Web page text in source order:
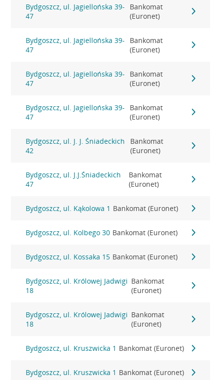
Bydgoszcz, ul. Jagiellońska 39-
47
Bankomat
(Euronet)
Bydgoszcz, ul. Jagiellońska 39-
47
Bankomat
(Euronet)
Bydgoszcz, ul. Jagiellońska 39-
47
Bankomat
(Euronet)
Bydgoszcz, ul. Jagiellońska 39-
47
Bankomat
(Euronet)
Bydgoszcz, ul. J. J. Śniadeckich
42
Bankomat
(Euronet)
Bydgoszcz, ul. J.J.Śniadeckich
47
Bankomat
(Euronet)
Bydgoszcz, ul. Kąkolowa 1 Bankomat (Euronet)
Bydgoszcz, ul. Kolbego 30 Bankomat (Euronet)
Bydgoszcz, ul. Kossaka 15 Bankomat (Euronet)
Bydgoszcz, ul. Królowej Jadwigi
18
Bankomat
(Euronet)
Bydgoszcz, ul. Królowej Jadwigi
18
Bankomat
(Euronet)
Bydgoszcz, ul. Kruszwicka 1 Bankomat (Euronet)
Bydgoszcz, ul. Kruszwicka 1 Bankomat (Euronet)